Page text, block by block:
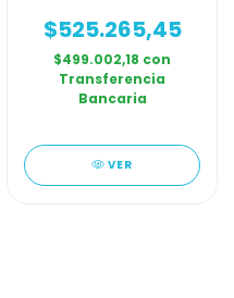
$525.265,45
$499.002,18 con
Transferencia
Bancaria
VER